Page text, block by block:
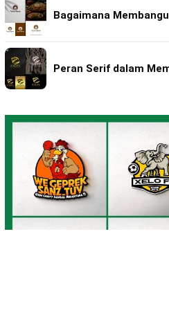
Bagaimana
Peran Serif dalam